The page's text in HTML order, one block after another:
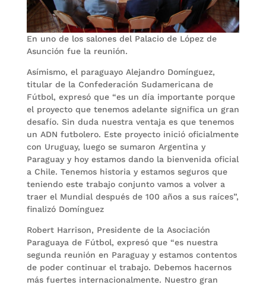
En uno de los salones del Palacio de López de
Asunción fue la reunión.
Asímismo, el paraguayo Alejandro Domínguez,
titular de la Confederación Sudamericana de
Fútbol, expresó que “es un día importante porque
el proyecto que tenemos adelante significa un gran
desafío. Sin duda nuestra ventaja es que tenemos
un ADN futbolero. Este proyecto inició oficialmente
con Uruguay, luego se sumaron Argentina y
Paraguay y hoy estamos dando la bienvenida oficial
a Chile. Tenemos historia y estamos seguros que
teniendo este trabajo conjunto vamos a volver a
traer el Mundial después de 100 años a sus raíces”,
finalizó Domínguez
Robert Harrison, Presidente de la Asociación
Paraguaya de Fútbol, expresó que “es nuestra
segunda reunión en Paraguay y estamos contentos
de poder continuar el trabajo. Debemos hacernos
más fuertes internacionalmente. Nuestro gran